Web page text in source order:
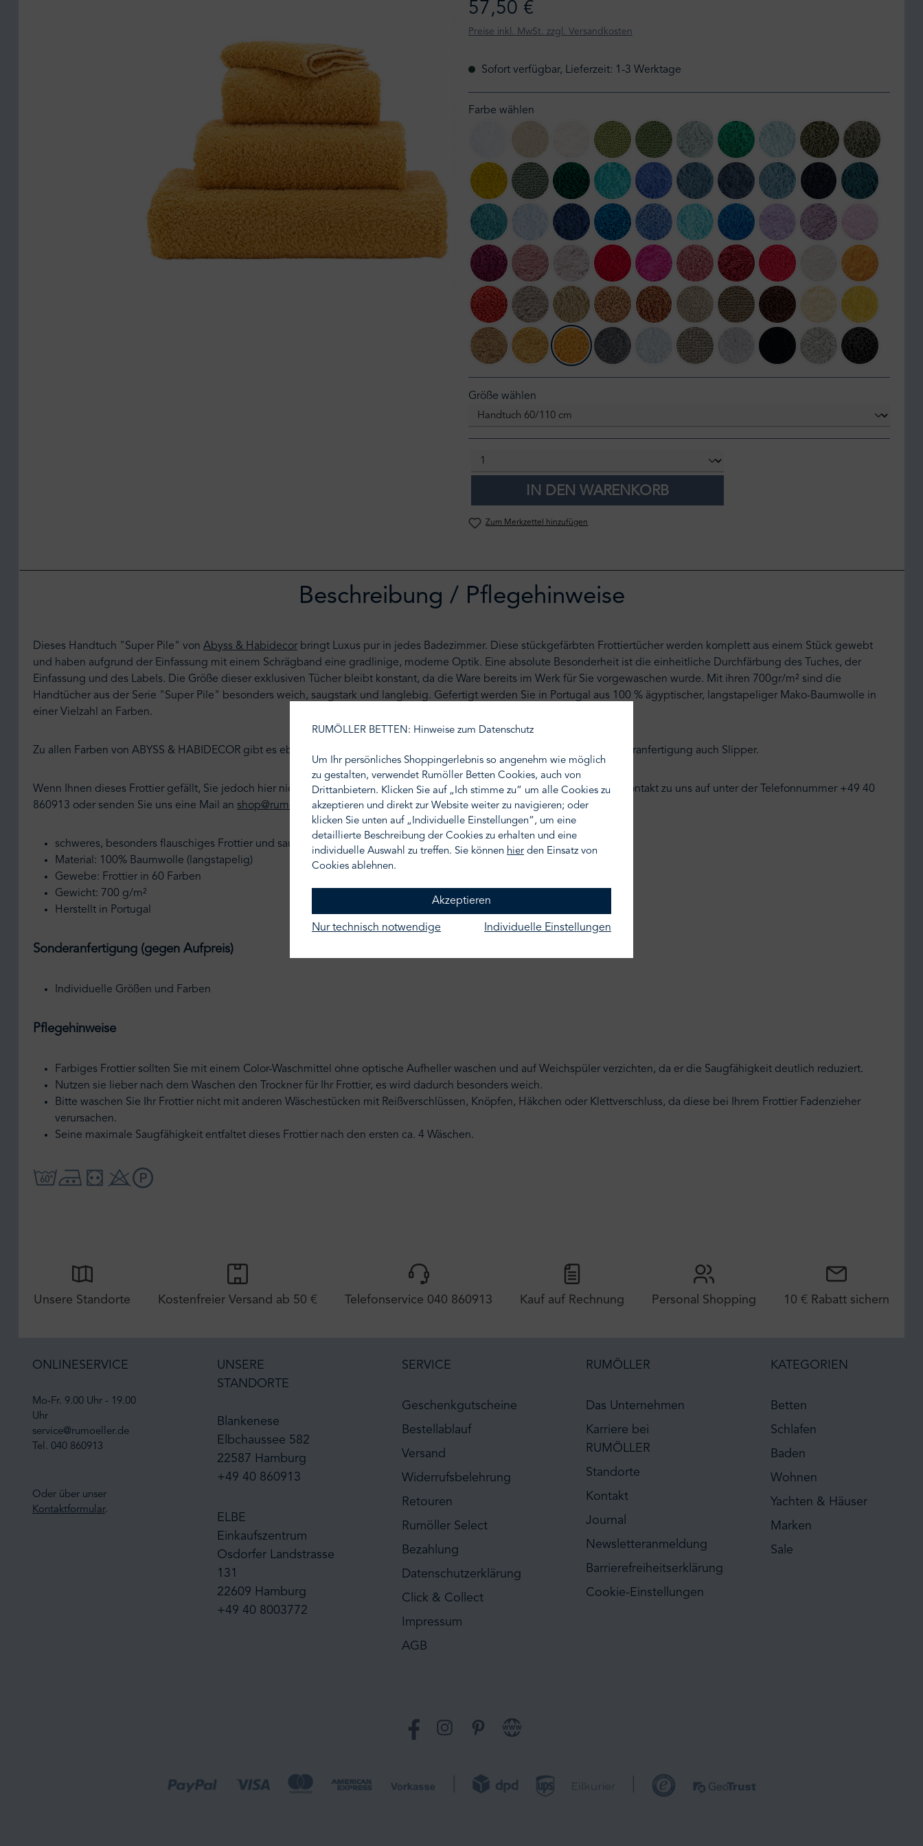
57,50 €
Preise inkl. MwSt. zzgl. Versandkosten
Sofort verfügbar, Lieferzeit: 1-3 Werktage
Farbe wählen
100 White101 Ecru 103 Ivory165 Apple Green
205 Forest210 Aqua230 Emerald235 Ice 275 Khaki277 Laurel
278 Yuzu280 Evergreen298 British Green
302 Lagoon304 Marina306 Bluestone
307 Denim309 Atlantic314 Navy320 Duck
325 Dragonfly330 Powder Blue
332 Cadette Blue
336 Ocean364 Regatta370 Turquoise383 Zanzibar430 Lupin440 Orchid
514 Baton Rouge
515 Rosette518 Primrose564 Carmin570 Happy Pink
573 Flamingo578 Canyon579 Viva Magenta
610 Nude 614
638 Chili711 Taupe714 Sand716 Croissant737 Caramel770 Linen771 Funghi795 Mustang803 Popcorn830 Banane
840 Gold 850 Safran870 Curcuma920 Gris 930 Perle940 Atmosphere
950 Cloud990 Black992 Platinum997 Volcan
Größe wählen
IN DEN WARENKORB
Zum Merkzettel hinzufügen
Beschreibung / Pflegehinweise
Dieses Handtuch "Super Pile" von Abyss & Habidecorbringt Luxus pur in jedes Badezimmer. Diese stückgefärbten Frottiertücher werden komplett aus einem Stück gewebt
und haben aufgrund der Einfassung mit einem Schrägband eine gradlinige, moderne Optik. Eine absolute Besonderheit ist die einheitliche Durchfärbung des Tuches, der
Einfassung und des Labels. Die Größe dieser exklusiven Tücher bleibt konstant, da die Ware bereits im Werk für Sie vorgewaschen wurde. Mit ihren 700gr/m² sind die
Handtücher aus der Serie "Super Pile" besonders weich, saugstark und langlebig. Gefertigt werden Sie in Portugal aus 100 % ägyptischer, langstapeliger Mako-Baumwolle in
einer Vielzahl an Farben.
Zu allen Farben von ABYSS & HABIDECOR gibt es ebenfalls die passenden Badteppiche und Bademäntel, sowie als Sonderanfertigung auch Slipper.
Wenn Ihnen dieses Frottier gefällt, Sie jedoch hier nicht Ihr Wunschmaß oder Ihre Wunschfarbe finden, nehmen Sie gern Kontakt zu uns auf unter der Telefonnummer +49 40
860913 oder senden Sie uns eine Mail an shop@rumoeller.de.Wir unterbreiten Ihnen gern ein Angebot.
schweres, besonders flauschiges Frottier und saugfähig
Material: 100% Baumwolle (langstapelig)
Gewebe: Frottier in 60 Farben
Gewicht: 700 g/m²
Herstellt in Portugal
Sonderanfertigung (gegen Aufpreis)
Individuelle Größen und Farben
Pflegehinweise
Farbiges Frottier sollten Sie mit einem Color-Waschmittel ohne optische Aufheller waschen und auf Weichspüler verzichten, da er die Saugfähigkeit deutlich reduziert.
Nutzen sie lieber nach dem Waschen den Trockner für Ihr Frottier, es wird dadurch besonders weich.
Bitte waschen Sie Ihr Frottier nicht mit anderen Wäschestücken mit Reißverschlüssen, Knöpfen, Häkchen oder Klettverschluss, da diese bei Ihrem Frottier Fadenzieher
verursachen.
Seine maximale Saugfähigkeit entfaltet dieses Frottier nach den ersten ca. 4 Wäschen.
Unsere Standorte Kostenfreier Versand ab 50 € Telefonservice 040 860913 Kauf auf Rechnung Personal Shopping 10 € Rabatt sichern
ONLINESERVICE
Mo-Fr. 9.00 Uhr - 19.00
Uhr
service@rumoeller.de
Tel. 040 860913
Oder über unser
Kontaktformular.
UNSERE
STANDORTE
Blankenese
Elbchaussee 582
22587 Hamburg
+49 40 860913
ELBE
Einkaufszentrum
Osdorfer Landstrasse
131
22609 Hamburg
+49 40 8003772
SERVICE
Geschenkgutscheine
Bestellablauf
Versand
Widerrufsbelehrung
Retouren
Rumöller Select
Bezahlung
Datenschutzerklärung
Click & Collect
Impressum
AGB
RUMÖLLER
Das Unternehmen
Karriere bei
RUMÖLLER
Standorte
Kontakt
Journal
Newsletteranmeldung
Barrierefreiheitserklärung
Cookie-Einstellungen
KATEGORIEN
Betten
Schlafen
Baden
Wohnen
Yachten & Häuser
Marken
Sale
FacebookInstagramPinterest Website
RUMÖLLER BETTEN: Hinweise zum Datenschutz
Um Ihr persönliches Shoppingerlebnis so angenehm wie möglich
zu gestalten, verwendet Rumöller Betten Cookies, auch von
Drittanbietern. Klicken Sie auf „Ich stimme zu“ um alle Cookies zu
akzeptieren und direkt zur Website weiter zu navigieren; oder
klicken Sie unten auf „Individuelle Einstellungen“, um eine
detaillierte Beschreibung der Cookies zu erhalten und eine
individuelle Auswahl zu treffen. Sie können hier den Einsatz von
Cookies ablehnen.
Akzeptieren
Nur technisch notwendige Individuelle Einstellungen